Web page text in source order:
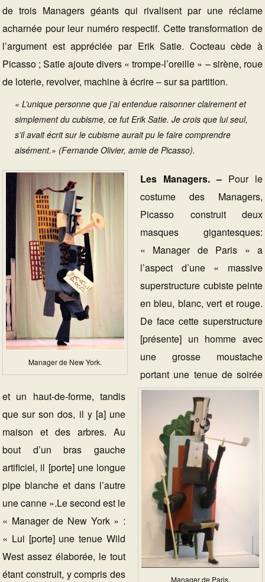
de trois Managers géants qui rivalisent par une réclame
acharnée pour leur numéro respectif. Cette transformation de
l’argument est appréciée par Erik Satie. Cocteau cède à
Picasso ; Satie ajoute divers « trompe-l’oreille » – sirène, roue
de loterie, revolver, machine à écrire – sur sa partition.
« L’unique personne que j’ai entendue raisonner clairement et
simplement du cubisme, ce fut Erik Satie. Je crois que lui seul,
s’il avait écrit sur le cubisme aurait pu le faire comprendre
aisément.» (Fernande Olivier, amie de Picasso).
Manager de New York.
Manager de Paris.
Les Managers. – Pour le
costume des Managers,
Picasso construit deux
masques gigantesques:
« Manager de Paris » a
l’aspect d’une « massive
superstructure cubiste peinte
en bleu, blanc, vert et rouge.
De face cette superstructure
[présente] un homme avec
une grosse moustache
portant une tenue de soirée
et un haut-de-forme, tandis
que sur son dos, il y [a] une
maison et des arbres. Au
bout d’un bras gauche
artificiel, il [porte] une longue
pipe blanche et dans l’autre
une canne ».Le second est le
« Manager de New York » :
« Lui [porte] une tenue Wild
West assez élaborée, le tout
étant construit, y compris des